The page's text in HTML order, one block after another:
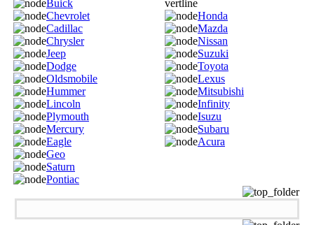
Buick
Chevrolet
Cadillac
Chrysler
Jeep
Dodge
Oldsmobile
Hummer
Lincoln
Plymouth
Mercury
Eagle
Geo
Saturn
Pontiac
Honda
Mazda
Nissan
Suzuki
Toyota
Lexus
Mitsubishi
Infinity
Isuzu
Subaru
Acura